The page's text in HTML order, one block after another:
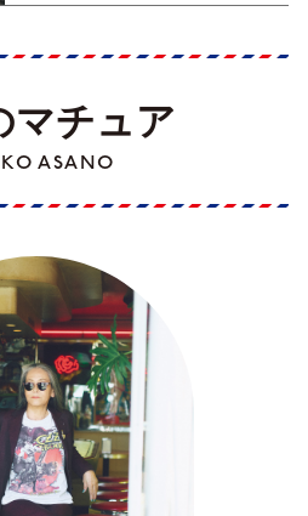
マチュア
ASANO